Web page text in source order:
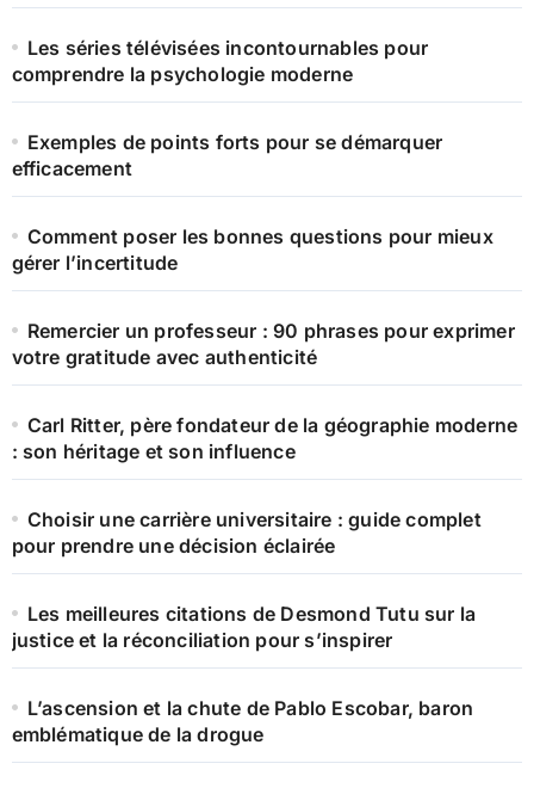
Les séries télévisées incontournables pour
comprendre la psychologie moderne
Exemples de points forts pour se démarquer
efficacement
Comment poser les bonnes questions pour mieux
gérer l’incertitude
Remercier un professeur : 90 phrases pour exprimer
votre gratitude avec authenticité
Carl Ritter, père fondateur de la géographie moderne
: son héritage et son influence
Choisir une carrière universitaire : guide complet
pour prendre une décision éclairée
Les meilleures citations de Desmond Tutu sur la
justice et la réconciliation pour s’inspirer
L’ascension et la chute de Pablo Escobar, baron
emblématique de la drogue